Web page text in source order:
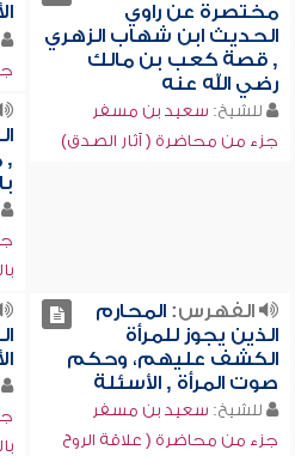
مختصرة عن راوي
الحديث ابن شهاب الزهري
, قصة كعب بن مالك
رضي الله عنه
للشيخ: سعيد بن مسفر
جزء من محاضرة ( آثار الصدق)
,
الفهرس:المحارم
الذين يجوز للمرأة
الكشف عليهم، وحكم
صوت المرأة , الأسئلة
للشيخ: سعيد بن مسفر
جزء من محاضرة ( علاقة الروح